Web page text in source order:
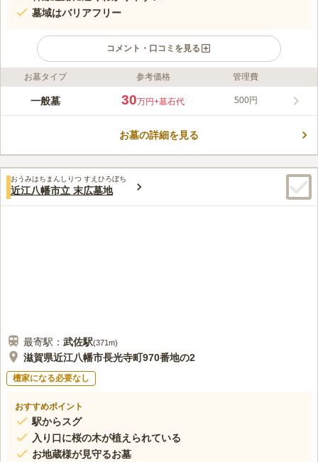
墓域はバリアフリー
コメント・口コミを見る
ライフドット編集部のコメント
滋賀県守山市にある共同墓地です。新中山道に駐車場が面してい
す。また、近くにはスーパーやドラッグストアがあるため、手ぶ
す。
口コミ評価
この霊園はまだ誰からも評価されていません。
お墓タイプ 参考価格 管理費
一般墓 30万円+墓石代 500円
お墓の詳細を見る
おうみはちまんしりつ すえひろぼち
近江八幡市立 末広墓地
最寄駅： 武佐駅(371m)
滋賀県近江八幡市長光寺町970番地の2
檀家になる必要なし
おすすめポイント
駅からスグ
入り口に桜の木が植えられている
お地蔵様が見守るお墓